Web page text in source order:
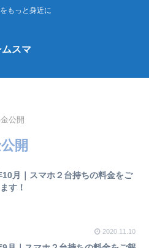
もっと身近に
ムスマ
公開
開
10月｜スマホ２台持ちの料金をご
す！
2020.11.10